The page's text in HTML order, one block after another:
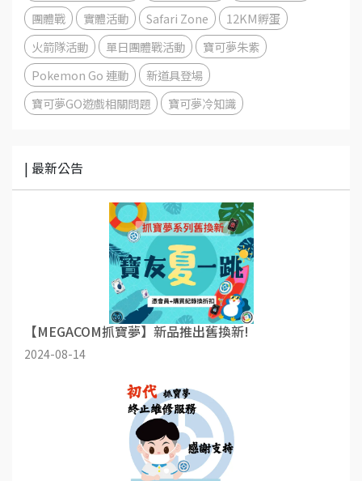
團體戰
實體活動 Safari Zone
12KM孵蛋
火箭隊活動
單日團體戰活動
寶可夢朱紫
Pokemon Go 連動
新道具登場
寶可夢GO遊戲相關問題
寶可夢冷知識
| 最新公告
【MEGACOM抓寶夢】新品推出舊換新!
2024-08-14